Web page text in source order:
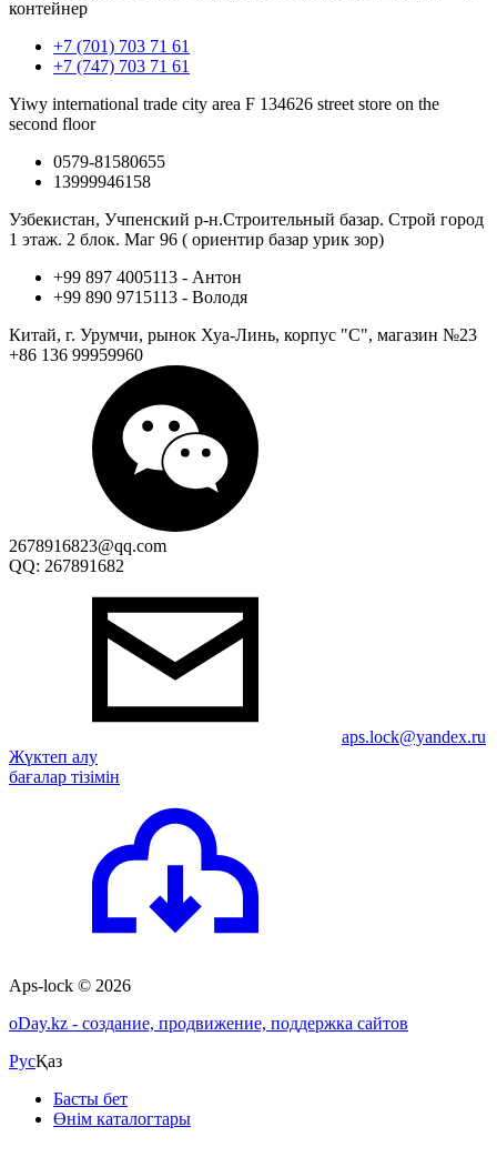
контейнер
+7 (701) 703 71 61
+7 (747) 703 71 61
Yiwy international trade city area F 134626 street store on the
second floor
0579-81580655
13999946158
Узбекистан, Учпенский р-н.Строительный базар. Строй город
1 этаж. 2 блок. Маг 96 ( ориентир базар урик зор)
+99 897 4005113 - Антон
+99 890 9715113 - Володя
Китай, г. Урумчи, рынок Хуа-Линь, корпус "С", магазин №23
+86 136 99959960
2678916823@qq.com
QQ: 267891682
aps.lock@yandex.ru
Жүктеп алу
бағалар тізімін
Aps-lock © 2026
oDay.kz - создание, продвижение, поддержка сайтов
РусҚаз
Басты бет
Өнім каталогтары